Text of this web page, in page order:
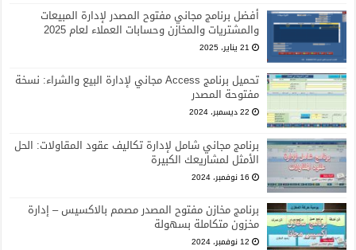
أفضل برنامج مجاني مفتوح المصدر لإدارة المبيعات
والمشتريات والمخازن وحسابات العملاء لعام 2025
21 يناير، 2025
تحميل برنامج Access مجاني لإدارة البيع والشراء: نسخة
مفتوحة المصدر
22 ديسمبر، 2024
برنامج مجاني شامل لإدارة تكاليف عقود المقاولات: الحل
الأمثل لمشاريعك الكبيرة
16 نوفمبر، 2024
برنامج مخازن مفتوح المصدر مصمم بالاكسيس – إدارة
مخزون متكاملة بسهولة
12 نوفمبر، 2024